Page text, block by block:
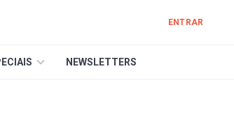
ENTRAR
NEWSLETTERS